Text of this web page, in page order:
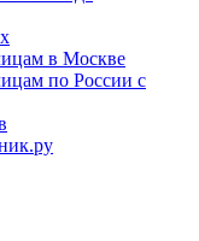
в Москве
по России с